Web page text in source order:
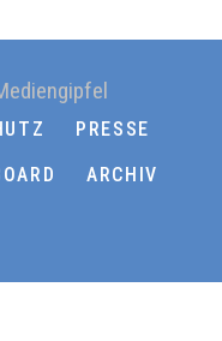
PRESSE
ARCHIV